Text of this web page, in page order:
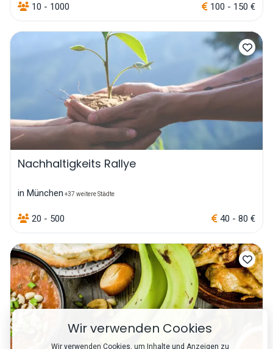
10 - 1000 100 - 150 €
Nachhaltigkeits Rallye
in München +37 weitere Städte
20 - 500 40 - 80 €
Wir verwenden Cookies
Wir verwenden Cookies, um Inhalte und Anzeigen zu